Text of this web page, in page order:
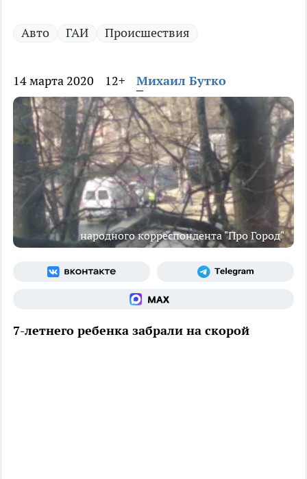
Авто ГАИ Происшествия
14 марта 2020 12+ Михаил Бутко
народного корреспондента "Про Город"
7-летнего ребенка забрали на скорой